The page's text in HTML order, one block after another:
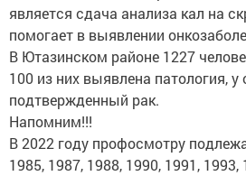
является сдача анализа кал на
помогает в выявлении
В Ютазинском районе 1227
100 из них выявлена патология, у
подтвержденный рак.
Напомним!!!
В 2022 году профосмотру
1985, 1987, 1988, 1990, 1991, 1993,